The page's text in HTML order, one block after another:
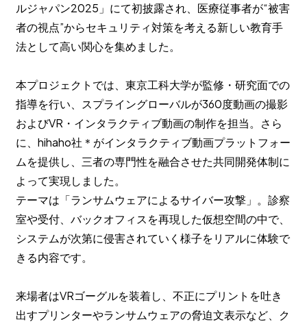
ルジャパン2025」にて初披露され、医療従事者が“被害
者の視点”からセキュリティ対策を考える新しい教育手
法として高い関心を集めました。
本プロジェクトでは、東京工科大学が監修・研究面での
指導を行い、スプライングローバルが360度動画の撮影
およびVR・インタラクティブ動画の制作を担当。さら
に、hihaho社＊がインタラクティブ動画プラットフォー
ムを提供し、三者の専門性を融合させた共同開発体制に
よって実現しました。
テーマは「ランサムウェアによるサイバー攻撃」。診察
室や受付、バックオフィスを再現した仮想空間の中で、
システムが次第に侵害されていく様子をリアルに体験で
きる内容です。
来場者はVRゴーグルを装着し、不正にプリントを吐き
出すプリンターやランサムウェアの脅迫文表示など、ク